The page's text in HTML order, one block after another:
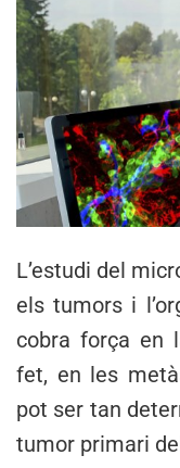
L’estudi del
els tumors i
cobra força en
fet, en les
pot ser tan
tumor primari